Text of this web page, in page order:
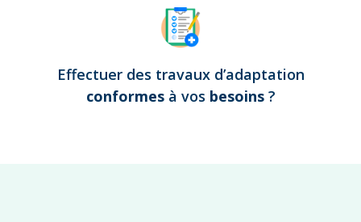
Effectuer des travaux d’adaptation
conformes à vos besoins ?